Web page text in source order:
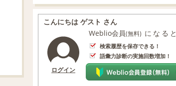
こんにちは ゲスト さん
ログイン
Weblio会員(無料) になると
検索履歴を保存できる！
語彙力診断の実施回数増加！